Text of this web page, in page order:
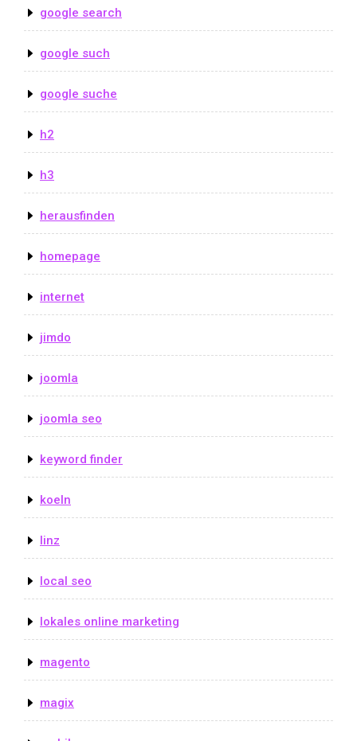
google search
google such
google suche
h2
h3
herausfinden
homepage
internet
jimdo
joomla
joomla seo
keyword finder
koeln
linz
local seo
lokales online marketing
magento
magix